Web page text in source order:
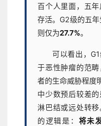
百个人里面，五
存活。G2级的五
则仅为27.7%。
可以看出，
于恶性肿瘤的范
者的生命威胁程度
中少数预后较差
淋巴结或远处转
的逻辑是： 将未